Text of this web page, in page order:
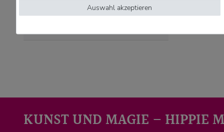
Räucherstäbchen
KUNST UND MAGIE – HIPPIE
Auswahl akzeptieren